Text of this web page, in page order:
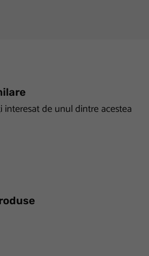
interesat de unul dintre acestea